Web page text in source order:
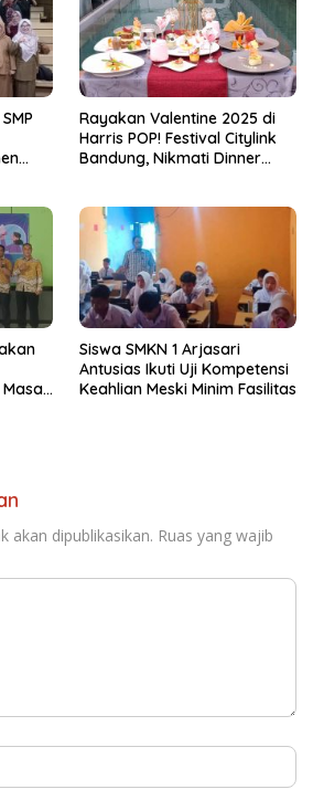
Rayakan Valentine 2025 di
Harris POP! Festival Citylink
Bandung, Nikmati Dinner
Siswa SMKN 1 Arjasari
Antusias Ikuti Uji Kompetensi
Keahlian Meski Minim Fasilitas
akan dipublikasikan. Ruas yang wajib